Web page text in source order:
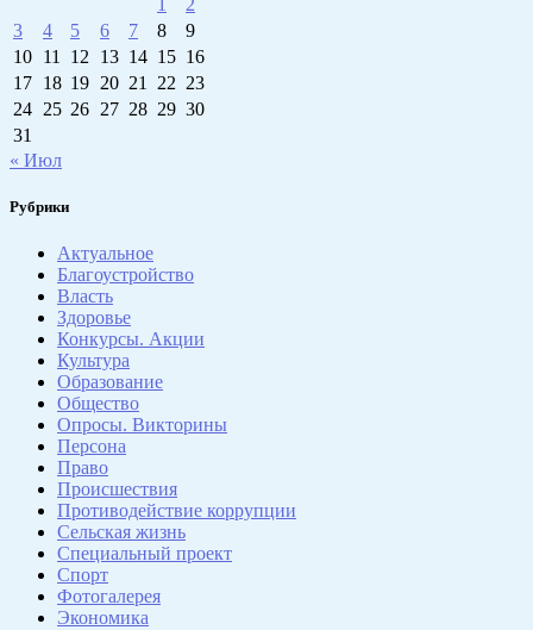
2
3
4 5 6 7 8
9
10 11 12 13 14 15 16
17 18 19 20 21 22 23
24 25 26 27 28 29 30
31
« Июл
Рубрики
Актуальное
Благоустройство
Власть
Здоровье
Конкурсы. Акции
Культура
Образование
Общество
Опросы. Викторины
Персона
Право
Происшествия
Противодействие коррупции
Сельская жизнь
Специальный проект
Спорт
Фотогалерея
Экономика